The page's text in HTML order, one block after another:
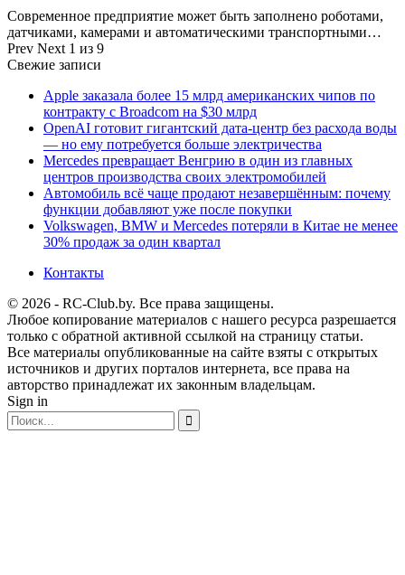
Современное предприятие может быть заполнено роботами,
датчиками, камерами и автоматическими транспортными…
Prev Next 1 из 9
Свежие записи
Apple заказала более 15 млрд американских чипов по
контракту с Broadcom на $30 млрд
OpenAI готовит гигантский дата-центр без расхода воды
— но ему потребуется больше электричества
Mercedes превращает Венгрию в один из главных
центров производства своих электромобилей
Автомобиль всё чаще продают незавершённым: почему
функции добавляют уже после покупки
Volkswagen, BMW и Mercedes потеряли в Китае не менее
30% продаж за один квартал
Контакты
© 2026 - RC-Club.by. Все права защищены.
Любое копирование материалов с нашего ресурса разрешается
только с обратной активной ссылкой на страницу статьи.
Все материалы опубликованные на сайте взяты с открытых
источников и других порталов интернета, все права на
авторство принадлежат их законным владельцам.
Sign in